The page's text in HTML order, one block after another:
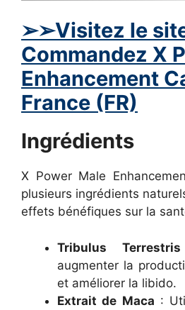
➢➢Visitez le
Commandez X
Enhancement
France (FR)
Ingrédients
X Power Male
plusieurs ingrédients
effets bénéfiques sur la
Tribulus Terrestris
augmenter la
et améliorer la libido.
Extrait de Maca :